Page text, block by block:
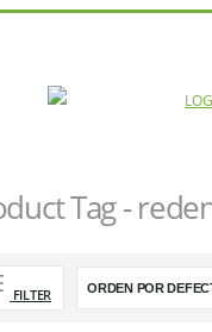
Tag -
FILTER